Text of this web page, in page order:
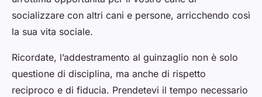
socializzare con altri cani e persone, arricchendo così
la sua vita sociale.
Ricordate, l’addestramento al guinzaglio non è solo
questione di disciplina, ma anche di rispetto
reciproco e di fiducia. Prendetevi il tempo necessario